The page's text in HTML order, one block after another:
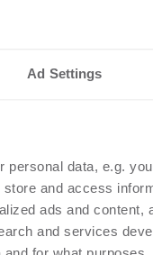
Ad Settings
data, e.g.
and access
ads and content,
and services